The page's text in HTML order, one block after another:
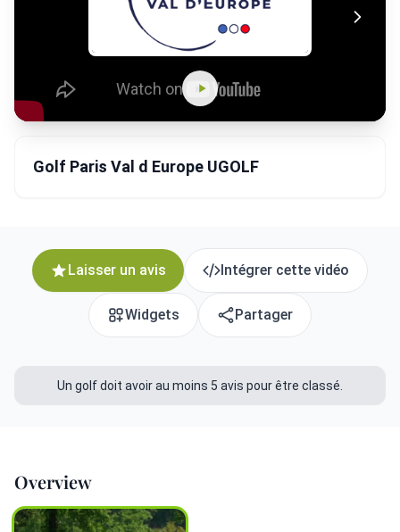
Golf Paris Val d Europe UGOLF
Laisser un avis Intégrer cette vidéo
Widgets Partager
Un golf doit avoir au moins 5 avis pour être classé.
Overview